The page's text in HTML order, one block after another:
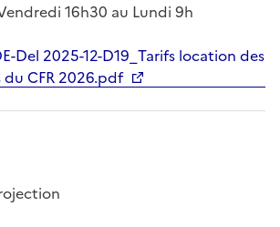
16h30 au Lundi 9h
Del 2025-12-D19_Tarifs location des
du CFR 2026.pdf